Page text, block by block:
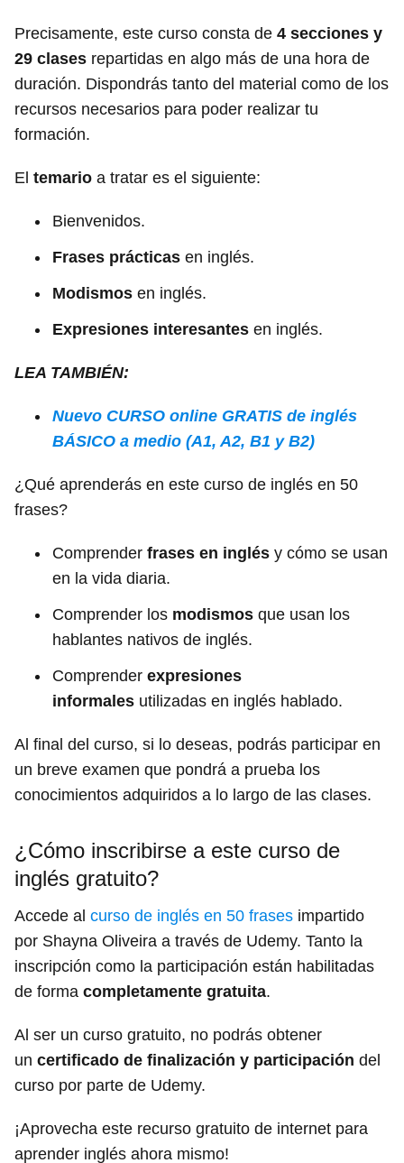
Precisamente, este curso consta de 4 secciones y
29 clases repartidas en algo más de una hora de
duración. Dispondrás tanto del material como de los
recursos necesarios para poder realizar tu
formación.
El temario a tratar es el siguiente:
Bienvenidos.
Frases prácticas en inglés.
Modismos en inglés.
Expresiones interesantes en inglés.
LEA TAMBIÉN:
Nuevo CURSO online GRATIS de inglés
BÁSICO a medio (A1, A2, B1 y B2)
¿Qué aprenderás en este curso de inglés en 50
frases?
Comprender frases en inglés y cómo se usan
en la vida diaria.
Comprender los modismos que usan los
hablantes nativos de inglés.
Comprender expresiones
informales utilizadas en inglés hablado.
Al final del curso, si lo deseas, podrás participar en
un breve examen que pondrá a prueba los
conocimientos adquiridos a lo largo de las clases.
¿Cómo inscribirse a este curso de
inglés gratuito?
Accede al curso de inglés en 50 frases impartido
por Shayna Oliveira a través de Udemy. Tanto la
inscripción como la participación están habilitadas
de forma completamente gratuita.
Al ser un curso gratuito, no podrás obtener
un certificado de finalización y participación del
curso por parte de Udemy.
¡Aprovecha este recurso gratuito de internet para
aprender inglés ahora mismo!